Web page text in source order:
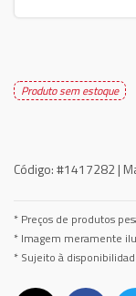
Produto sem estoque
Código:#1417282 |
* Preços de produtos
* Imagem meramente
* Sujeito à